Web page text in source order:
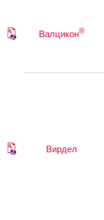
Валцикон®
Вирдел